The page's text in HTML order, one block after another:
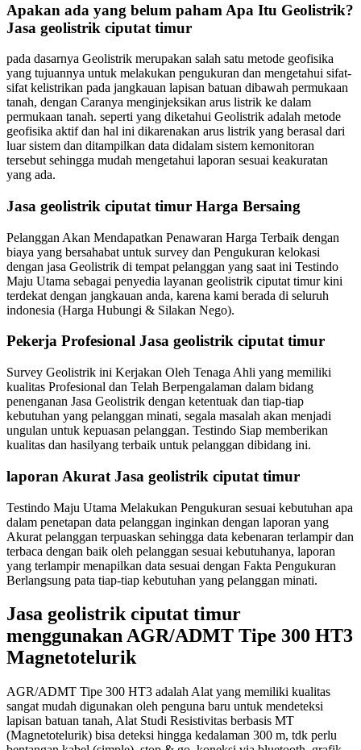
Apakan ada yang belum paham Apa Itu Geolistrik?
Jasa geolistrik ciputat timur
pada dasarnya Geolistrik merupakan salah satu metode geofisika
yang tujuannya untuk melakukan pengukuran dan mengetahui sifat-
sifat kelistrikan pada jangkauan lapisan batuan dibawah permukaan
tanah, dengan Caranya menginjeksikan arus listrik ke dalam
permukaan tanah. seperti yang diketahui Geolistrik adalah metode
geofisika aktif dan hal ini dikarenakan arus listrik yang berasal dari
luar sistem dan ditampilkan data didalam sistem kemonitoran
tersebut sehingga mudah mengetahui laporan sesuai keakuratan
yang ada.
Jasa geolistrik ciputat timur Harga Bersaing
Pelanggan Akan Mendapatkan Penawaran Harga Terbaik dengan
biaya yang bersahabat untuk survey dan Pengukuran kelokasi
dengan jasa Geolistrik di tempat pelanggan yang saat ini Testindo
Maju Utama sebagai penyedia layanan geolistrik ciputat timur kini
terdekat dengan jangkauan anda, karena kami berada di seluruh
indonesia (Harga Hubungi & Silakan Nego).
Pekerja Profesional Jasa geolistrik ciputat timur
Survey Geolistrik ini Kerjakan Oleh Tenaga Ahli yang memiliki
kualitas Profesional dan Telah Berpengalaman dalam bidang
penenganan Jasa Geolistrik dengan ketentuak dan tiap-tiap
kebutuhan yang pelanggan minati, segala masalah akan menjadi
ungulan untuk kepuasan pelanggan. Testindo Siap memberikan
kualitas dan hasilyang terbaik untuk pelanggan dibidang ini.
laporan Akurat Jasa geolistrik ciputat timur
Testindo Maju Utama Melakukan Pengukuran sesuai kebutuhan apa
dalam penetapan data pelanggan inginkan dengan laporan yang
Akurat pelanggan terpuaskan sehingga data kebenaran terlampir dan
terbaca dengan baik oleh pelanggan sesuai kebutuhanya, laporan
yang terlampir menapilkan data sesuai dengan Fakta Pengukuran
Berlangsung pata tiap-tiap kebutuhan yang pelanggan minati.
Jasa geolistrik ciputat timur
menggunakan AGR/ADMT Tipe 300 HT3
Magnetotelurik
AGR/ADMT Tipe 300 HT3 adalah Alat yang memiliki kualitas
sangat mudah digunakan oleh penguna baru untuk mendeteksi
lapisan batuan tanah, Alat Studi Resistivitas berbasis MT
(Magnetotelurik) bisa deteksi hingga kedalaman 300 m, tdk perlu